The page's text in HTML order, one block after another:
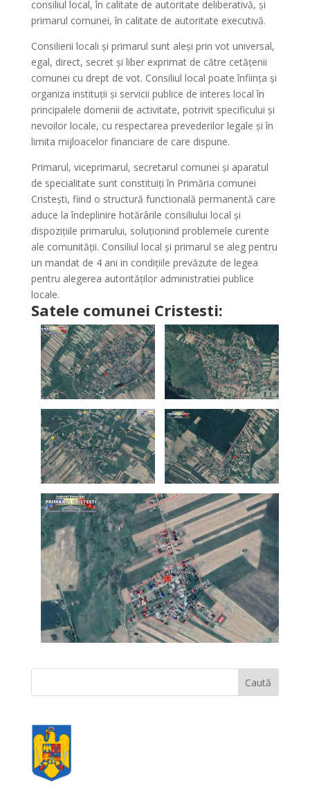
consiliul local, în calitate de autoritate deliberativă, şi
primarul comunei, în calitate de autoritate executivă.
Consilierii locali şi primarul sunt aleşi prin vot universal,
egal, direct, secret şi liber exprimat de către cetăţenii
comunei cu drept de vot. Consiliul local poate înfiinţa şi
organiza instituţii şi servicii publice de interes local în
principalele domenii de activitate, potrivit specificului şi
nevoilor locale, cu respectarea prevederilor legale şi în
limita mijloacelor financiare de care dispune.
Primarul, viceprimarul, secretarul comunei şi aparatul
de specialitate sunt constituiţi în Primăria comunei
Cristeşti, fiind o structură functională permanentă care
aduce la îndeplinire hotărârile consiliului local şi
dispoziţiile primarului, soluţionind problemele curente
ale comunităţii. Consiliul local şi primarul se aleg pentru
un mandat de 4 ani in condiţiile prevăzute de legea
pentru alegerea autorităţilor administratiei publice
locale.
Satele comunei Cristesti: